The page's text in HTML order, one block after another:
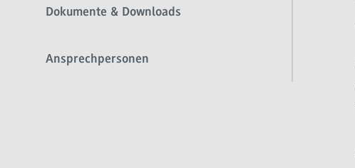
Dokumente & Downloads
Ansprechpersonen